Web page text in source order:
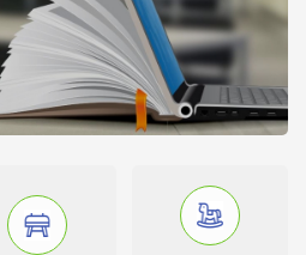
Подготовительная